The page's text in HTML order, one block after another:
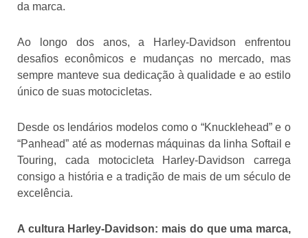
da marca.
Ao longo dos anos, a Harley-Davidson enfrentou
desafios econômicos e mudanças no mercado, mas
sempre manteve sua dedicação à qualidade e ao estilo
único de suas motocicletas.
Desde os lendários modelos como o “Knucklehead” e o
“Panhead” até as modernas máquinas da linha Softail e
Touring, cada motocicleta Harley-Davidson carrega
consigo a história e a tradição de mais de um século de
excelência.
A cultura Harley-Davidson: mais do que uma marca,